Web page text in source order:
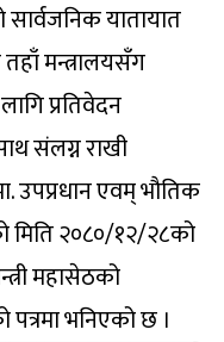
यातायात
मन्त्रालयसँग
प्रतिवेदन
संलग्न राखी
उपप्रधान एवम् भौतिक
मिति २०८०/१२/२८को
महासेठको
भनिएको छ ।